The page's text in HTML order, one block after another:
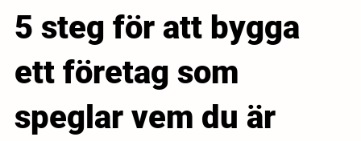
5 steg för att bygga
ett företag som
speglar vem du är